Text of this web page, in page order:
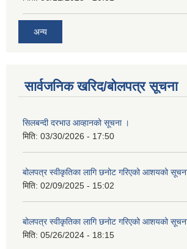
अन्य
सार्वजनिक खरिद/बोलपत्र सूचना
सिलबन्दी दरभाउ आव्हानको सूचना ।
मिति: 03/30/2026 - 17:50
बोलपत्र स्वीकृतिका लागि छनोट गरिएको आशयको
मिति: 02/09/2025 - 15:02
बोलपत्र स्वीकृतिका लागि छनोट गरिएको आशयको
मिति: 05/26/2024 - 18:15